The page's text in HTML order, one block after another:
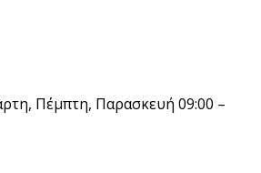
Πέμπτη, Παρασκευή 09:00 –